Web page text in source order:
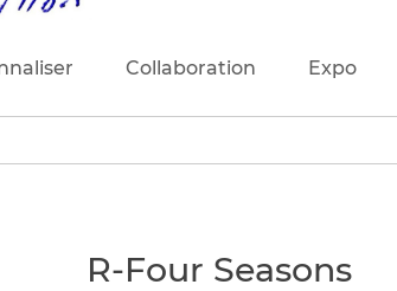
Collaboration Expo
R-Four Seasons